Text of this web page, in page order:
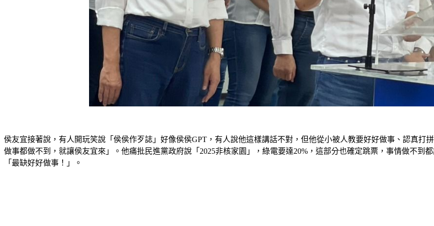
侯友宜接著說，有人開玩笑說「侯侯作歹誌」好像侯侯GPT，有人說他這樣講話不對，但他從小被人教要好好做事、認真打
做事都做不到，就讓侯友宜來」。他痛批民進黨政府說「2025非核家園」，綠電要達20%，這部分也確定跳票，事情做不到
「最缺好好做事！」。